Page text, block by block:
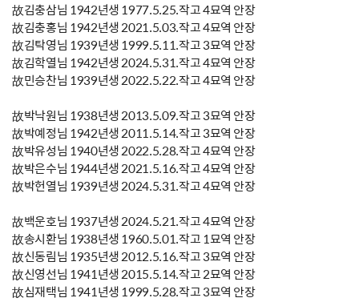
故김충삼님 1942년생 1977.5.25.작고 4묘역 안장
故김충홍님 1942년생 2021.5.03.작고 4묘역 안장
故김탁영님 1939년생 1999.5.11.작고 3묘역 안장
故김학열님 1942년생 2024.5.31.작고 4묘역 안장
故민승찬님 1939년생 2022.5.22.작고 4묘역 안장
故박낙원님 1938년생 2013.5.09.작고 3묘역 안장
故박예정님 1942년생 2011.5.14.작고 3묘역 안장
故박유성님 1940년생 2022.5.28.작고 4묘역 안장
故박은수님 1944년생 2021.5.16.작고 4묘역 안장
故박헌열님 1939년생 2024.5.31.작고 4묘역 안장
故백운호님 1937년생 2024.5.21.작고 4묘역 안장
故송시환님 1938년생 1960.5.01.작고 1묘역 안장
故신동림님 1935년생 2012.5.16.작고 3묘역 안장
故신영선님 1941년생 2015.5.14.작고 2묘역 안장
故심재택님 1941년생 1999.5.28.작고 3묘역 안장